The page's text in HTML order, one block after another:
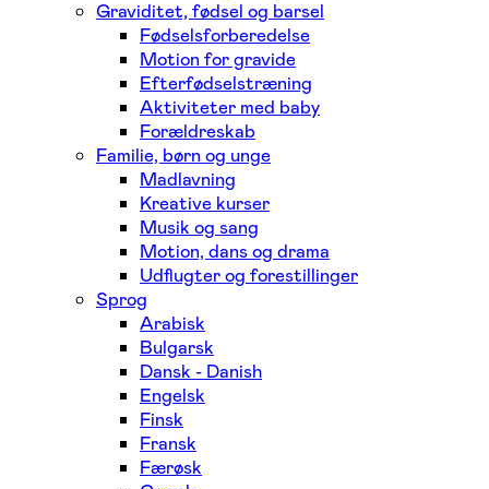
Graviditet, fødsel og barsel
Fødselsforberedelse
Motion for gravide
Efterfødselstræning
Aktiviteter med baby
Forældreskab
Familie, børn og unge
Madlavning
Kreative kurser
Musik og sang
Motion, dans og drama
Udflugter og forestillinger
Sprog
Arabisk
Bulgarsk
Dansk - Danish
Engelsk
Finsk
Fransk
Færøsk